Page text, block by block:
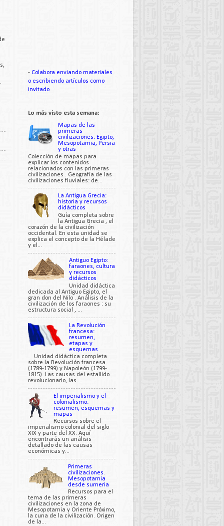
- Colabora enviando materiales
o escribiendo artículos como
invitado
Lo más visto esta semana:
Mapas de las
primeras
civilizaciones: Egipto,
Mesopotamia, Persia
y otras
Colección de mapas para
explicar los contenidos
relacionados con las primeras
civilizaciones . Geografía de las
civilizaciones fluviales: de...
La Antigua Grecia:
historia y recursos
didácticos
Guía completa sobre
la Antigua Grecia , el
corazón de la civilización
occidental. En esta unidad se
explica el concepto de la Hélade
y el...
Antiguo Egipto:
faraones, cultura
y recursos
didácticos
Unidad didáctica
dedicada al Antiguo Egipto, el
gran don del Nilo . Análisis de la
civilización de los faraones : su
estructura social , ...
La Revolución
francesa:
resumen,
etapas y
esquemas
Unidad didáctica completa
sobre la Revolución francesa
(1789-1799) y Napoleón (1799-
1815). Las causas del estallido
revolucionario, las ...
El imperialismo y el
colonialismo:
resumen, esquemas y
mapas
Recursos sobre el
imperialismo colonial del siglo
XIX y parte del XX. Aquí
encontrarás un análisis
detallado de las causas
económicas y...
Primeras
civilizaciones.
Mesopotamia
desde sumeria
Recursos para el
tema de las primeras
civilizaciones en la zona de
Mesopotamia y Oriente Próximo,
la cuna de la civilización. Origen
de la...